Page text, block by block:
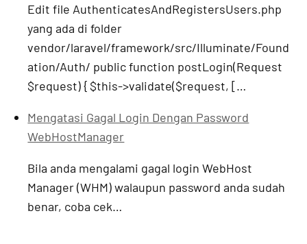
Edit file AuthenticatesAndRegistersUsers.php
yang ada di folder
vendor/laravel/framework/src/Illuminate/Found
ation/Auth/ public function postLogin(Request
$request) { $this->validate($request, […
Mengatasi Gagal Login Dengan Password
WebHostManager
Bila anda mengalami gagal login WebHost
Manager (WHM) walaupun password anda sudah
benar, coba cek…